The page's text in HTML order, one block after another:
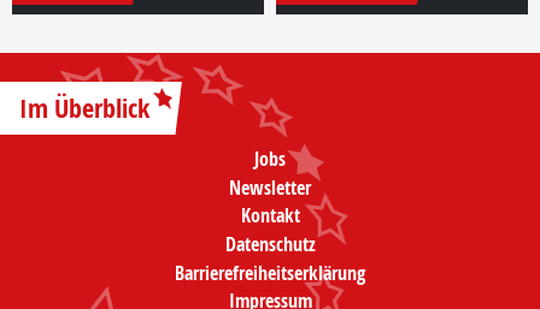
Im Überblick
Jobs
Newsletter
Kontakt
Datenschutz
Barrierefreiheitserklärung
Impressum